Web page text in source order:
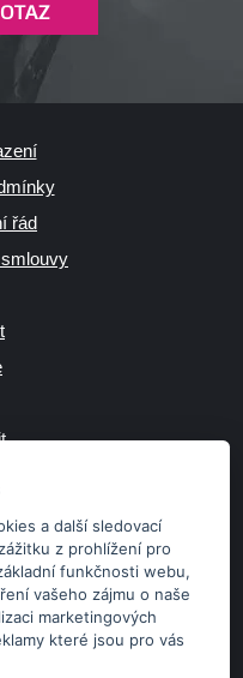
a další sledovací
z prohlížení pro
funkčnosti webu,
vašeho zájmu o naše
marketingových
které jsou pro vás
řád